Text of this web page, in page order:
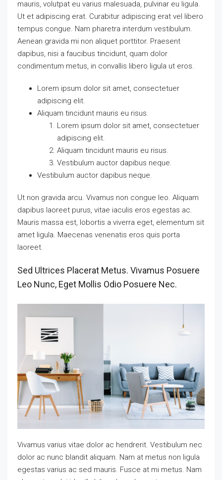
mauris, volutpat eu varius malesuada, pulvinar eu ligula.
Ut et adipiscing erat. Curabitur adipiscing erat vel libero
tempus congue. Nam pharetra interdum vestibulum.
Aenean gravida mi non aliquet porttitor. Praesent
dapibus, nisi a faucibus tincidunt, quam dolor
condimentum metus, in convallis libero ligula ut eros.
Lorem ipsum dolor sit amet, consectetuer
adipiscing elit.
Aliquam tincidunt mauris eu risus.
Lorem ipsum dolor sit amet, consectetuer
adipiscing elit.
Aliquam tincidunt mauris eu risus.
Vestibulum auctor dapibus neque.
Vestibulum auctor dapibus neque.
Ut non gravida arcu. Vivamus non congue leo. Aliquam
dapibus laoreet purus, vitae iaculis eros egestas ac.
Mauris massa est, lobortis a viverra eget, elementum sit
amet ligula. Maecenas venenatis eros quis porta
laoreet.
Sed Ultrices Placerat Metus. Vivamus Posuere
Leo Nunc, Eget Mollis Odio Posuere Nec.
Vivamus varius vitae dolor ac hendrerit. Vestibulum nec
dolor ac nunc blandit aliquam. Nam at metus non ligula
egestas varius ac sed mauris. Fusce at mi metus. Nam